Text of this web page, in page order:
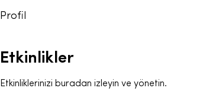
Etkinlikler
Etkinliklerinizi buradan izleyin ve yönetin.
Profil